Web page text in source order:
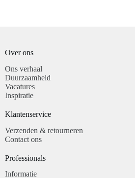
Over ons
Ons verhaal
Duurzaamheid
Vacatures
Inspiratie
Klantenservice​
Verzenden & retourneren
Contact ons
Professionals​
Informatie